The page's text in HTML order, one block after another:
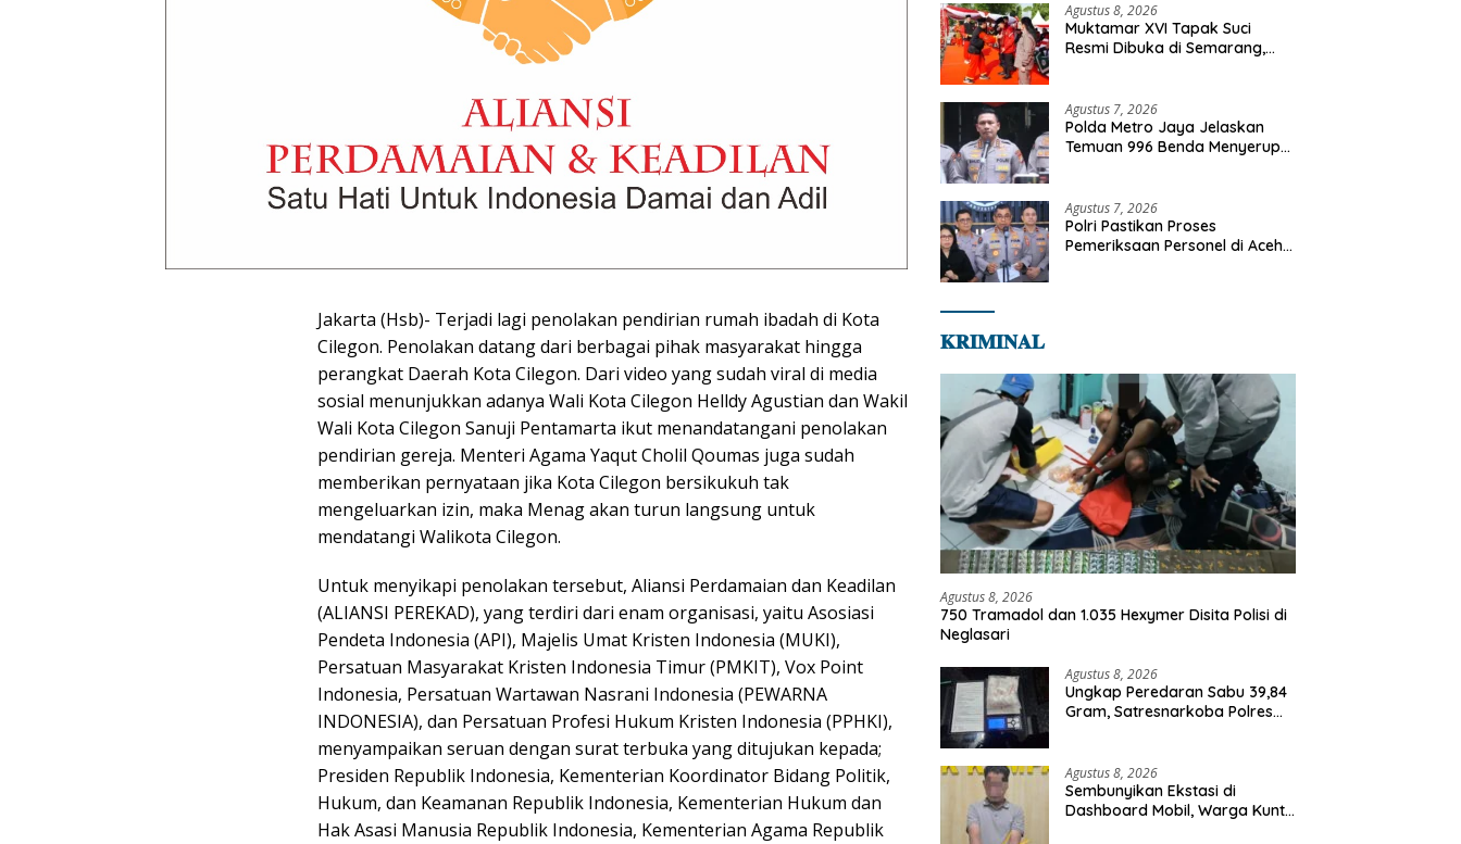
Jakarta (Hsb)- Terjadi lagi penolakan pendirian rumah ibadah di Kota
Cilegon. Penolakan datang dari berbagai pihak masyarakat hingga
perangkat Daerah Kota Cilegon. Dari video yang sudah viral di media
sosial menunjukkan adanya Wali Kota Cilegon Helldy Agustian dan Wakil
Wali Kota Cilegon Sanuji Pentamarta ikut menandatangani penolakan
pendirian gereja. Menteri Agama Yaqut Cholil Qoumas juga sudah
memberikan pernyataan jika Kota Cilegon bersikukuh tak
mengeluarkan izin, maka Menag akan turun langsung untuk
mendatangi Walikota Cilegon.
Untuk menyikapi penolakan tersebut, Aliansi Perdamaian dan Keadilan
(ALIANSI PEREKAD), yang terdiri dari enam organisasi, yaitu Asosiasi
Pendeta Indonesia (API), Majelis Umat Kristen Indonesia (MUKI),
Persatuan Masyarakat Kristen Indonesia Timur (PMKIT), Vox Point
Indonesia, Persatuan Wartawan Nasrani Indonesia (PEWARNA
INDONESIA), dan Persatuan Profesi Hukum Kristen Indonesia (PPHKI),
menyampaikan seruan dengan surat terbuka yang ditujukan kepada;
Presiden Republik Indonesia, Kementerian Koordinator Bidang Politik,
Hukum, dan Keamanan Republik Indonesia, Kementerian Hukum dan
Hak Asasi Manusia Republik Indonesia, Kementerian Agama Republik
Agustus 8, 2026
Muktamar XVI Tapak Suci
Resmi Dibuka di Semarang,
Agustus 7, 2026
Polda Metro Jaya Jelaskan
Temuan 996 Benda Menyerupai
Agustus 7, 2026
Polri Pastikan Proses
Pemeriksaan Personel di Aceh
𝐊𝐑𝐈𝐌𝐈𝐍𝐀𝐋
Agustus 8, 2026
750 Tramadol dan 1.035 Hexymer Disita Polisi di
Neglasari
Agustus 8, 2026
Ungkap Peredaran Sabu 39,84
Gram, Satresnarkoba Polres
Agustus 8, 2026
Sembunyikan Ekstasi di
Dashboard Mobil, Warga Kuntu